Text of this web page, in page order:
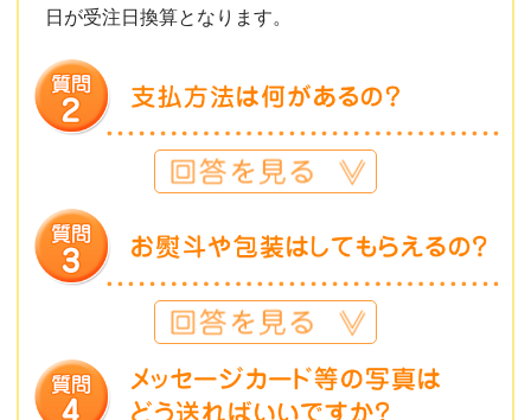
日が受注日換算となります。